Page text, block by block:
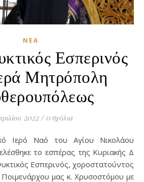
ΝΈΑ
Εσπερινός
Μητρόπολη
2022 / 0 σχόλια
το εσπέρας της Κυριακής Δ΄
Εσπερινός, χοροστατούντος
μας κ. Χρυσοστόμου με